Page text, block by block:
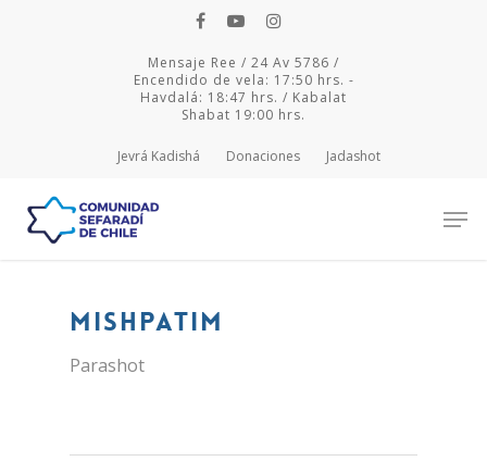
Mensaje Ree / 24 Av 5786 /
Encendido de vela: 17:50 hrs. -
Havdalá: 18:47 hrs. / Kabalat
Shabat 19:00 hrs.
Jevrá Kadishá Donaciones Jadashot
Hit enter to search or ESC to close
MISHPATIM
Parashot